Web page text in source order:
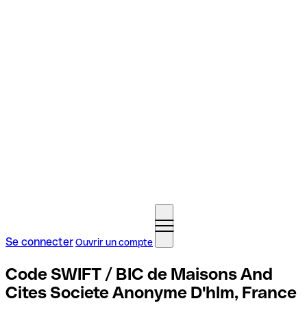
Se connecterOuvrir un compte
Code SWIFT / BIC de Maisons And
Cites Societe Anonyme D'hlm, France